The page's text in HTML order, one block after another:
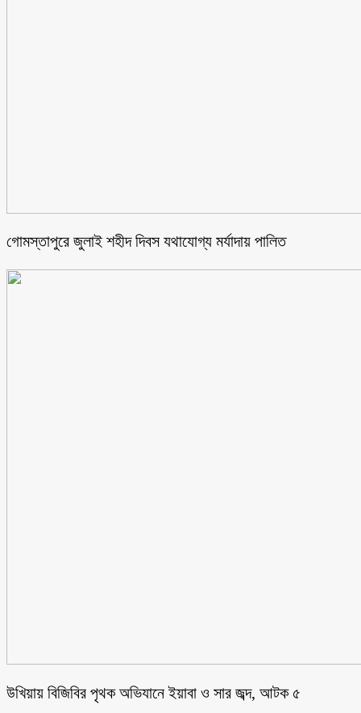
গোমস্তাপুরে জুলাই শহীদ দিবস যথাযোগ্য মর্যাদায় পালিত
উখিয়ায় বিজিবির পৃথক অভিযানে ইয়াবা ও সার জব্দ, আটক ৫